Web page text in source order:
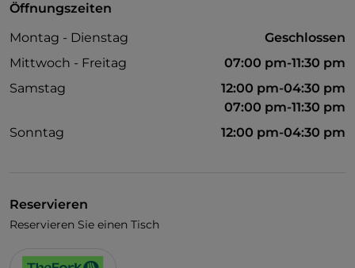
Öffnungszeiten
Montag - Dienstag
Geschlossen
Mittwoch - Freitag
07:00 pm-11:30 pm
Samstag
12:00 pm-04:30 pm
07:00 pm-11:30 pm
Sonntag
12:00 pm-04:30 pm
Reservieren
Reservieren Sie einen Tisch